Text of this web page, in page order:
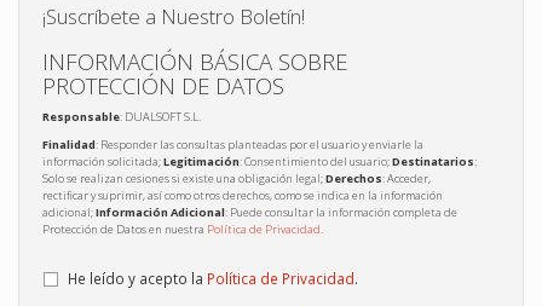
¡Suscríbete a Nuestro Boletín!
INFORMACIÓN BÁSICA SOBRE
PROTECCIÓN DE DATOS
Responsable: DUALSOFT S.L.
Finalidad: Responder las consultas planteadas por el usuario y enviarle la
información solicitada;Legitimación: Consentimiento del usuario;Destinatarios:
Solo se realizan cesiones si existe una obligación legal;Derechos: Acceder,
rectificar y suprimir, así como otros derechos, como se indica en la información
adicional;Información Adicional: Puede consultar la información completa de
Protección de Datos en nuestra Política de Privacidad.
He leído y acepto la Política de Privacidad.